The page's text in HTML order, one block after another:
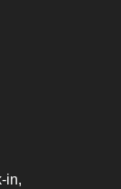
in,